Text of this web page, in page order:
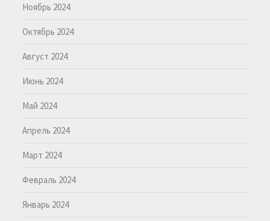
Ноябрь 2024
Октябрь 2024
Август 2024
Июнь 2024
Май 2024
Апрель 2024
Март 2024
Февраль 2024
Январь 2024